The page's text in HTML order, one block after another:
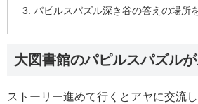
パピルスパズル深き谷の答えの場所
大図書館のパピルスパズル
ストーリー進めて行くとアヤに交流